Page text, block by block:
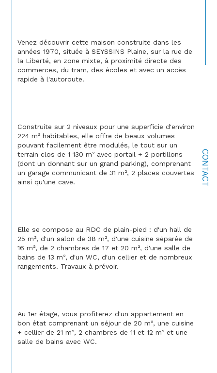
CONTACT
Venez découvrir cette maison construite dans les
années 1970, située à SEYSSINS Plaine, sur la rue de
la Liberté, en zone mixte, à proximité directe des
commerces, du tram, des écoles et avec un accès
rapide à l'autoroute.
Construite sur 2 niveaux pour une superficie d'environ
224 m² habitables, elle offre de beaux volumes
pouvant facilement être modulés, le tout sur un
terrain clos de 1 130 m² avec portail + 2 portillons
(dont un donnant sur un grand parking), comprenant
un garage communicant de 31 m², 2 places couvertes
ainsi qu'une cave.
Elle se compose au RDC de plain-pied : d'un hall de
25 m², d'un salon de 38 m², d'une cuisine séparée de
16 m², de 2 chambres de 17 et 20 m², d'une salle de
bains de 13 m², d'un WC, d'un cellier et de nombreux
rangements. Travaux à prévoir.
Au 1er étage, vous profiterez d'un appartement en
bon état comprenant un séjour de 20 m², une cuisine
+ cellier de 21 m², 2 chambres de 11 et 12 m² et une
salle de bains avec WC.